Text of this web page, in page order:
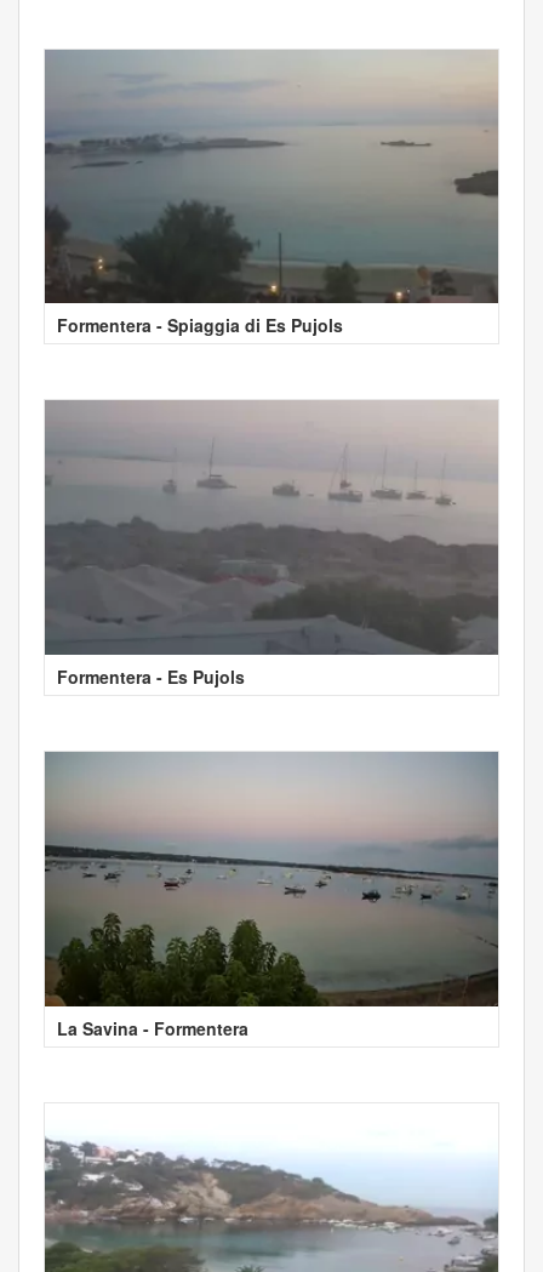
Formentera - Spiaggia di Es Pujols
Formentera - Es Pujols
La Savina - Formentera